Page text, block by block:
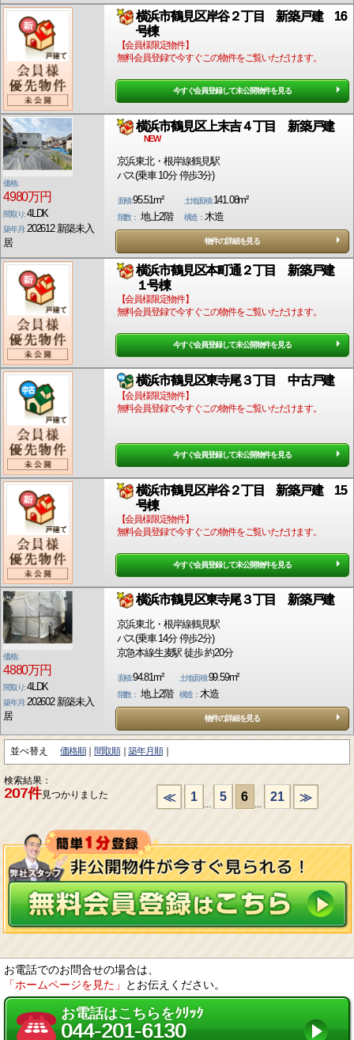
横浜市鶴見区岸谷２丁目 新築戸建 16
号棟
【会員様限定物件】
無料会員登録で今すぐこの物件をご覧いただけます。
今すぐ会員登録して未公開物件を見る
価格:
4980万円
間取り:4LDK
築年月:202612 新築未入
居
横浜市鶴見区上末吉４丁目 新築戸建
NEW
京浜東北・根岸線鶴見駅
バス(乗車 10分 停歩3分)
面積:95.51m² 土地面積:141.08m²
階数： 地上2階 構造： 木造
物件の詳細を見る
横浜市鶴見区本町通２丁目 新築戸建
１号棟
【会員様限定物件】
無料会員登録で今すぐこの物件をご覧いただけます。
今すぐ会員登録して未公開物件を見る
横浜市鶴見区東寺尾３丁目 中古戸建
【会員様限定物件】
無料会員登録で今すぐこの物件をご覧いただけます。
今すぐ会員登録して未公開物件を見る
横浜市鶴見区岸谷２丁目 新築戸建 15
号棟
【会員様限定物件】
無料会員登録で今すぐこの物件をご覧いただけます。
今すぐ会員登録して未公開物件を見る
価格:
4880万円
間取り:4LDK
築年月:202602 新築未入
居
横浜市鶴見区東寺尾３丁目 新築戸建
京浜東北・根岸線鶴見駅
バス(乗車 14分 停歩2分)
京急本線生麦駅 徒歩 約20分
面積:94.81m² 土地面積:99.59m²
階数： 地上2階 構造：木造
物件の詳細を見る
並べ替え 価格順 間取順 築年月順
検索結果：
207件見つかりました ≪ 1
...
5 6
...
21 ≫
お電話でのお問合せの場合は、
「ホームページを見た」
とお伝えください。
お電話はこちらをｸﾘｯｸ
044-201-6130